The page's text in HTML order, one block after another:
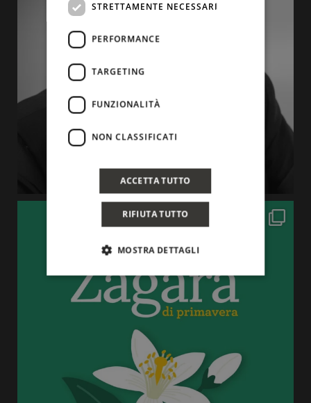
STRETTAMENTE NECESSARI
PERFORMANCE
TARGETING
FUNZIONALITÀ
NON CLASSIFICATI
ACCETTA TUTTO
RIFIUTA TUTTO
MOSTRA DETTAGLI